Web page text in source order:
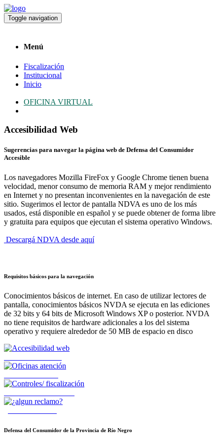
Toggle navigation
Menú
Fiscalización
Institucional
Inicio
OFICINA VIRTUAL
Accesibilidad Web
Sugerencias para navegar la página web de Defensa del Consumidor
Accesible
Los navegadores Mozilla FireFox y Google Chrome tienen buena
velocidad, menor consumo de memoria RAM y mejor rendimiento
en Internet y no presentan inconvenientes en la navegación de este
sitio. Sugerimos el lector de pantalla NDVA es uno de los más
usados, está disponible en español y se puede obtener de forma libre
y gratuita para equipos que ejecutan el sistema operativo Windows.
Descargá NDVA desde aquí
Requisitos básicos para la navegación
Conocimientos básicos de internet. En caso de utilizar lectores de
pantalla, conocimientos básicos NVDA se ejecuta en las ediciones
de 32 bits y 64 bits de Microsoft Windows XP o posterior. NVDA
no tiene requisitos de hardware adicionales a los del sistema
operativo y requiere alrededor de 50 MB de espacio en disco
Defensa del Consumidor de la Provincia de Río Negro